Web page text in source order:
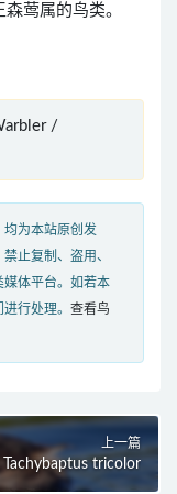
莺属的鸟类。
/
均为本站原创发
止复制、盗用、
媒体平台。如若本
行处理。 查看鸟
上一篇
tricolor